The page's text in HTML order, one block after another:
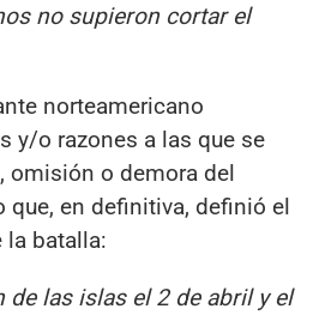
no supieron cortar el
norteamericano
y/o razones a las que se
omisión o demora del
que, en definitiva, definió el
la batalla:
de las islas el2de abril y el